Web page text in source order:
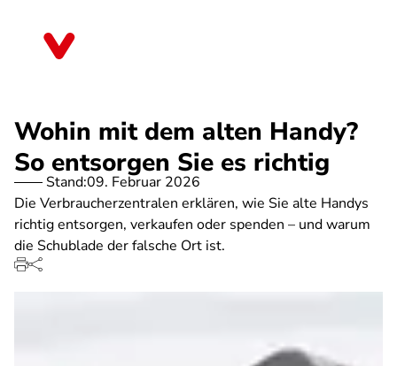
Wohin mit dem alten Handy?
So entsorgen Sie es richtig
Stand:09. Februar 2026
Die Verbraucherzentralen erklären, wie Sie alte Handys
richtig entsorgen, verkaufen oder spenden – und warum
die Schublade der falsche Ort ist.